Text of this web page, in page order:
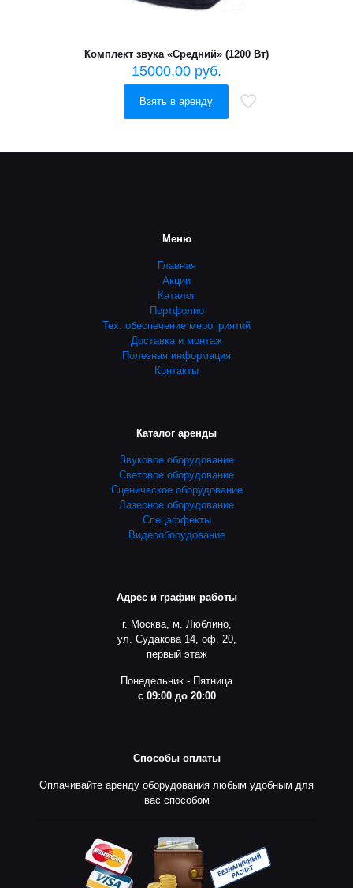
Комплект звука «Средний» (1200 Вт)
15000,00 руб.
Взять в аренду
Меню
Главная
Акции
Каталог
Портфолио
Тех. обеспечение мероприятий
Доставка и монтаж
Полезная информация
Контакты
Каталог аренды
Звуковое оборудование
Световое оборудование
Сценическое оборудование
Лазерное оборудование
Спецэффекты
Видеооборудование
Адрес и график работы
г. Москва, м. Люблино,
ул. Судакова 14, оф. 20,
первый этаж
Понедельник - Пятница
с 09:00 до 20:00
Способы оплаты
Оплачивайте аренду оборудования любым удобным для
вас способом